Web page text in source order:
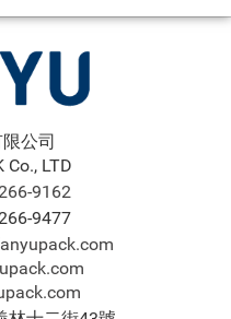
公司
Co., LTD
9162
9477